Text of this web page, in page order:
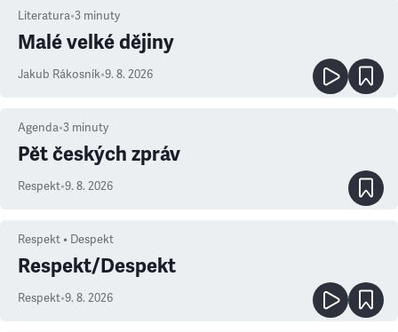
Literatura•3 minuty
Malé velké dějiny
Jakub Rákosník•9. 8. 2026
Agenda•3 minuty
Pět českých zpráv
Respekt•9. 8. 2026
Respekt • Despekt
Respekt/Despekt
Respekt•9. 8. 2026